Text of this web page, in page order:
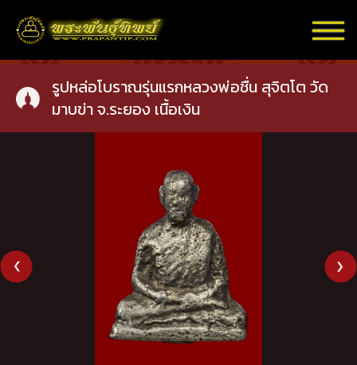
รูปหล่อโบราณรุ่นแรกหลวงพ่อชื่น สุจิตโต วัด
มาบข่า จ.ระยอง เนื้อเงิน